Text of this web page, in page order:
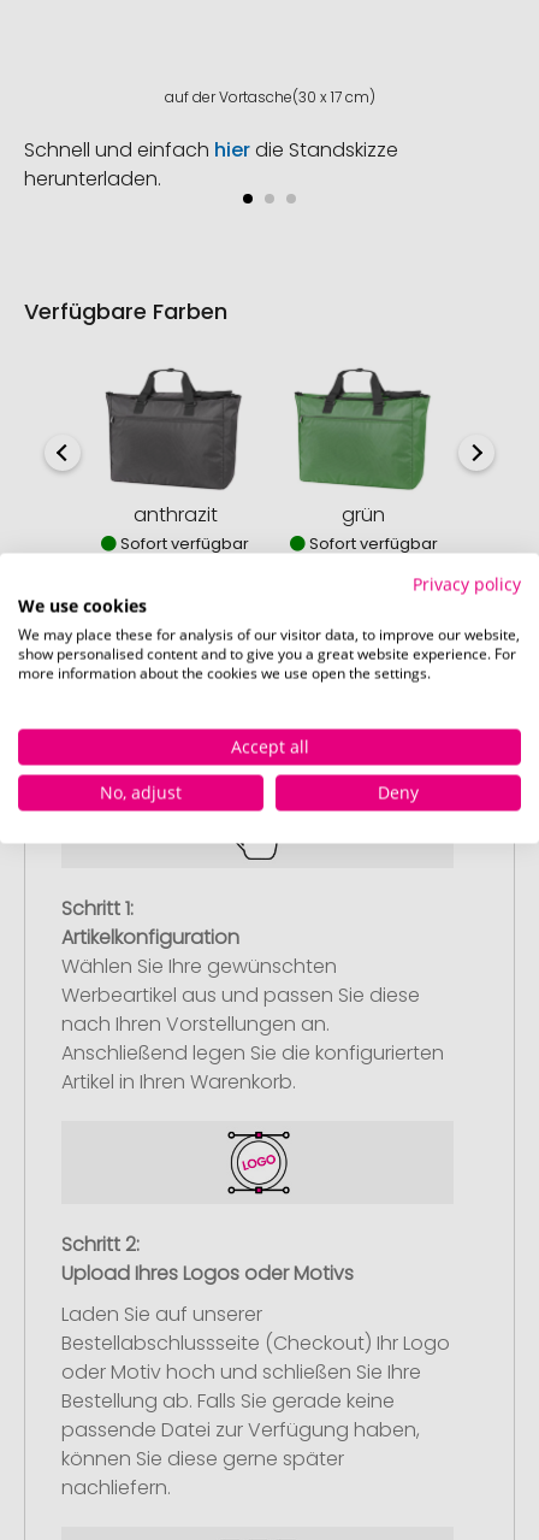
auf der Vortasche(30 x 17 cm)
Schnell und einfach hierdie Standskizze
herunterladen.
Verfügbare Farben
anthrazit
Sofort verfügbar
grün
Sofort verfügbar
So einfach bestellen Sie Ihre Werbeartikel bei
Schritt 1:
Artikelkonfiguration
Wählen Sie Ihre gewünschten
Werbeartikel aus und passen Sie diese
nach Ihren Vorstellungen an.
Anschließend legen Sie die konfigurierten
Artikel in Ihren Warenkorb.
Schritt 2:
Upload Ihres Logos oder Motivs
Laden Sie auf unserer
Bestellabschlussseite (Checkout) Ihr Logo
oder Motiv hoch und schließen Sie Ihre
Bestellung ab. Falls Sie gerade keine
passende Datei zur Verfügung haben,
können Sie diese gerne später
nachliefern.
Privacy policy
We use cookies
We may place these for analysis of our visitor data, to improve our website,
show personalised content and to give you a great website experience. For
more information about the cookies we use open the settings.
Accept all
No, adjust
Deny